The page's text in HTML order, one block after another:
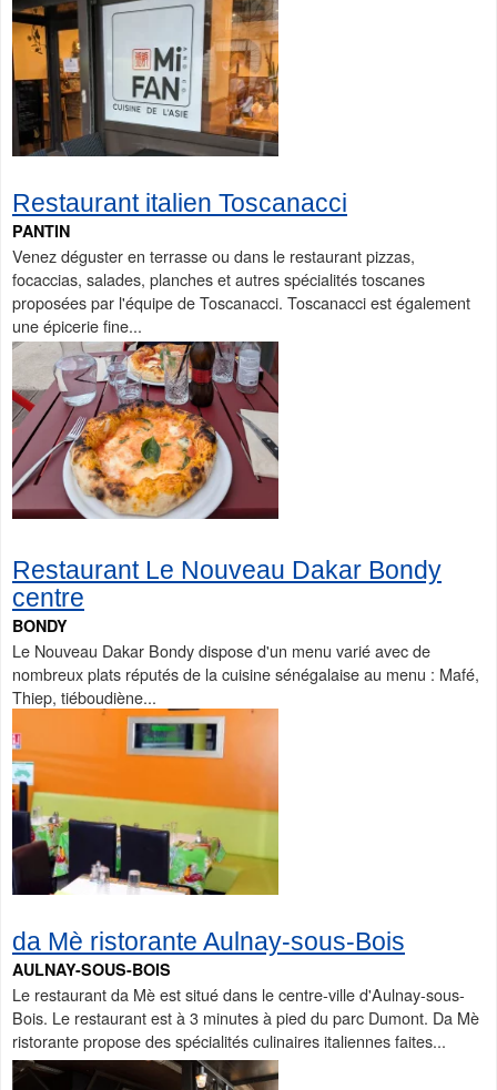
Restaurant italien Toscanacci
PANTIN
Venez déguster en terrasse ou dans le restaurant pizzas,
focaccias, salades, planches et autres spécialités toscanes
proposées par l'équipe de Toscanacci. Toscanacci est également
une épicerie fine...
Restaurant Le Nouveau Dakar Bondy
centre
BONDY
Le Nouveau Dakar Bondy dispose d'un menu varié avec de
nombreux plats réputés de la cuisine sénégalaise au menu : Mafé,
Thiep, tiéboudiène...
da Mè ristorante Aulnay-sous-Bois
AULNAY-SOUS-BOIS
Le restaurant da Mè est situé dans le centre-ville d'Aulnay-sous-
Bois. Le restaurant est à 3 minutes à pied du parc Dumont. Da Mè
ristorante propose des spécialités culinaires italiennes faites...